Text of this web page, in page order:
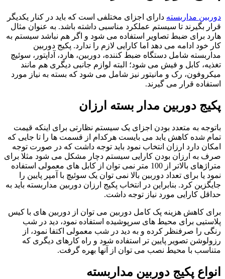
دوربین مداربسته دارای اجزای مختلفی است که باید در کنار یکدیگر
قرار بگیرند تا سیستم عملکرد مناسبی داشته باشد. به عنوان مثال
هارد برای ضبط تصاویر استفاده می شود و اگر هم نباشد سیستم به
کار خود ادامه می دهد اما کارایی لازم را ندارد. پکیج دوربین
مداربسته شامل دستگاه ضبط کننده، دوربین، هارد، آداپتور، سوئیچ
تغذیه، کابل و فیش می شود؛ البته لوازم جانبی دیگری هم مانند
میکروفون، رک و مانیتور نیز شامل می شود که بسته به نیاز مورد
استفاده قرار می گیرند.
پکیج دوربین مدار بسته ارزان
باتوجه به متعدد بودن اجزای یک سیستم نظارتی برای اینکه قیمت
تمام شده کاهش یابد می بایست هرکدام از قسمت ها را تا جایی که
امکان دارد ارزان انتخاب نمود باید توجه داشت که در صورت توجه
صرف به ارزان بودن کارایی سیستم دچار مشکل می شود مثلا برای
متراژهای بالاتر از 100 متر نمی توان از کابل های معمولی استفاده
نمود یا برای تعداد دوربین بالا نمی توان یک سوئیچ با آمپر پایین را
جایگزین کرد. بنابراین در انتخاب پکیج ارزان دوربین مداربسته باید به
حداقل کارایی مورد نیاز توجه داشت.
برای کاهش هزینه پک کامل دوربین می توان از دوربین های با کیس
پلاستیی برای محیط های سرپوشیده استفاده نمود، دید در شب
رنگی را صرفنظر کرده و به دید در شب معمولی اکتفا نمود، از
رزولوشن تصویر پایین تر استفاده شود و راه کارهای دیگری که
متناسب با محیط نصب می توان از آنها بهره گرفت.
انواع پکیج دوربین مداربسته